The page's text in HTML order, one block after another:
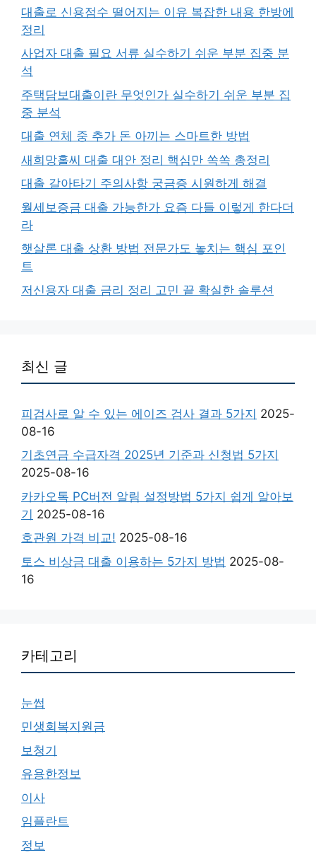
대출로 신용점수 떨어지는 이유 복잡한 내용 한방에
정리
사업자 대출 필요 서류 실수하기 쉬운 부분 집중 분
석
주택담보대출이란 무엇인가 실수하기 쉬운 부분 집
중 분석
대출 연체 중 추가 돈 아끼는 스마트한 방법
새희망홀씨 대출 대안 정리 핵심만 쏙쏙 총정리
대출 갈아타기 주의사항 궁금증 시원하게 해결
월세보증금 대출 가능한가 요즘 다들 이렇게 한다더
라
햇살론 대출 상환 방법 전문가도 놓치는 핵심 포인
트
저신용자 대출 금리 정리 고민 끝 확실한 솔루션
최신 글
피검사로 알 수 있는 에이즈 검사 결과 5가지 2025-
08-16
기초연금 수급자격 2025년 기준과 신청법 5가지
2025-08-16
카카오톡 PC버전 알림 설정방법 5가지 쉽게 알아보
기 2025-08-16
호관원 가격 비교! 2025-08-16
토스 비상금 대출 이용하는 5가지 방법 2025-08-
16
카테고리
눈썹
민생회복지원금
보청기
유용한정보
이사
임플란트
정보